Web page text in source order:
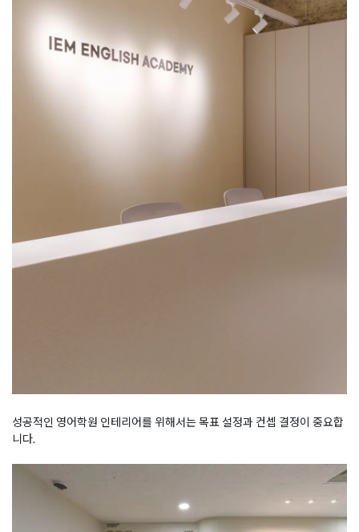
성공적인 영어학원 인테리어를 위해서는 목표 설정과 컨셉 결정이 중요합
니다.